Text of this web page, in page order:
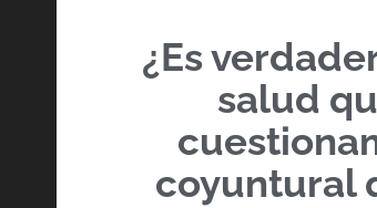
¿Es
salud
coyuntural